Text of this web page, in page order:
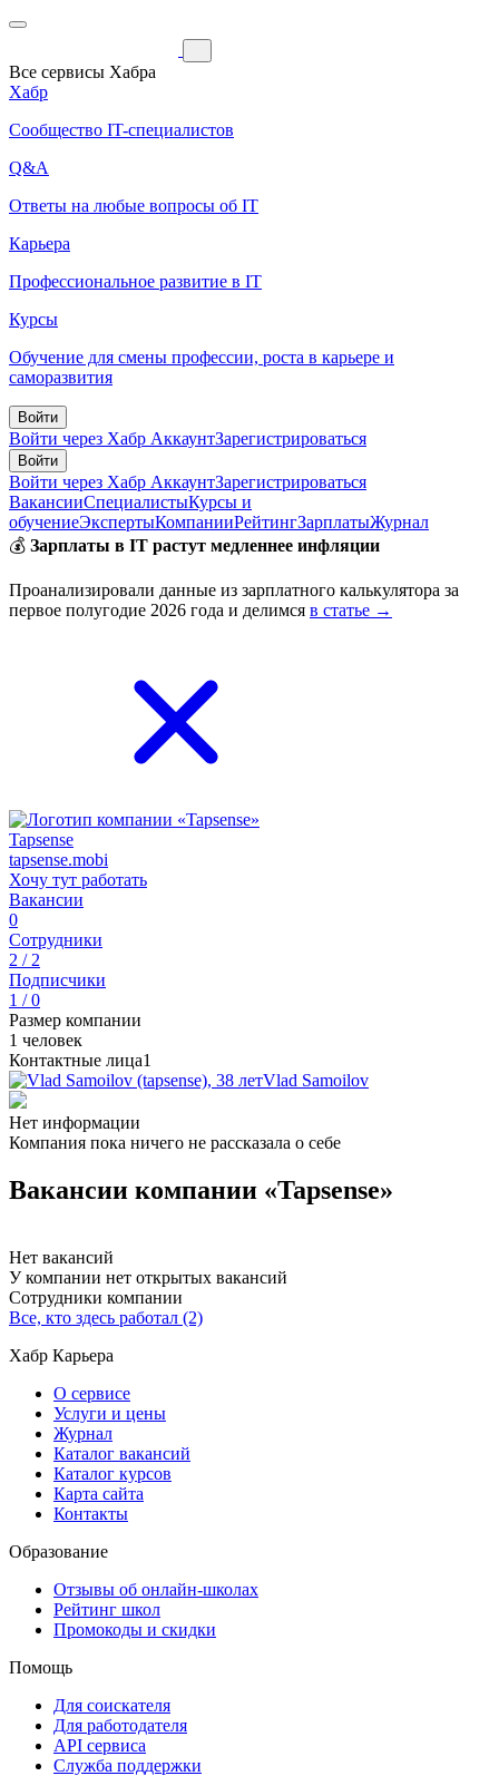
Все сервисы Хабра
Хабр
Сообщество IT-специалистов
Q&A
Ответы на любые вопросы об IT
Карьера
Профессиональное развитие в IT
Курсы
Обучение для смены профессии, роста в карьере и
саморазвития
Войти
Войти через Хабр АккаунтЗарегистрироваться
Войти
Войти через Хабр АккаунтЗарегистрироваться
ВакансииСпециалистыКурсы и
обучениеЭкспертыКомпанииРейтингЗарплатыЖурнал
💰 Зарплаты в IT растут медленнее инфляции
Проанализировали данные из зарплатного калькулятора за
первое полугодие 2026 года и делимся в статье →
Tapsense
tapsense.mobi
Хочу тут работать
Вакансии
0
Сотрудники
2 / 2
Подписчики
1 / 0
Размер компании
1 человек
Контактные лица1
Vlad Samoilov
Нет информации
Компания пока ничего не рассказала о себе
Вакансии компании «Tapsense»
Нет вакансий
У компании нет открытых вакансий
Сотрудники компании
Все, кто здесь работал (2)
Хабр Карьера
О сервисе
Услуги и цены
Журнал
Каталог вакансий
Каталог курсов
Карта сайта
Контакты
Образование
Отзывы об онлайн-школах
Рейтинг школ
Промокоды и скидки
Помощь
Для соискателя
Для работодателя
API сервиса
Служба поддержки